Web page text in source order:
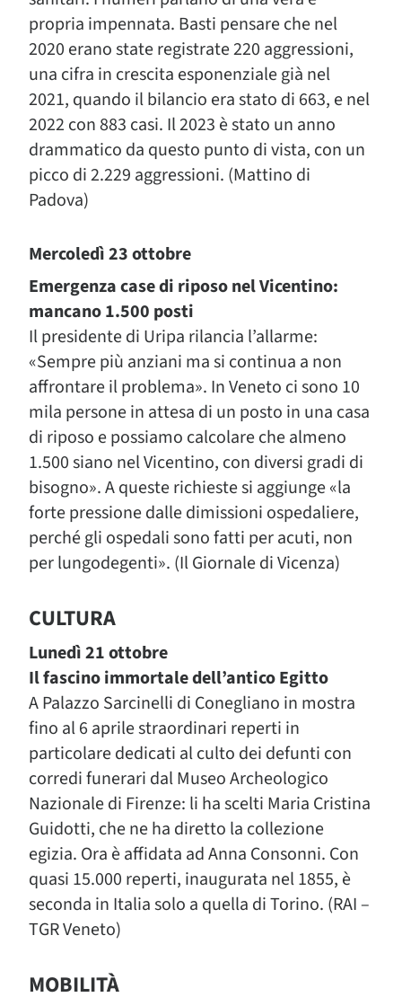
propria impennata. Basti pensare che nel
2020 erano state registrate 220 aggressioni,
una cifra in crescita esponenziale già nel
2021, quando il bilancio era stato di 663, e nel
2022 con 883 casi. Il 2023 è stato un anno
drammatico da questo punto di vista, con un
picco di 2.229 aggressioni. (Mattino di
Padova)
Mercoledì 23 ottobre
Emergenza case di riposo nel Vicentino:
mancano 1.500 posti
Il presidente di Uripa rilancia l’allarme:
«Sempre più anziani ma si continua a non
affrontare il problema». In Veneto ci sono 10
mila persone in attesa di un posto in una casa
di riposo e possiamo calcolare che almeno
1.500 siano nel Vicentino, con diversi gradi di
bisogno». A queste richieste si aggiunge «la
forte pressione dalle dimissioni ospedaliere,
perché gli ospedali sono fatti per acuti, non
per lungodegenti». (Il Giornale di Vicenza)
CULTURA
Lunedì 21 ottobre
Il fascino immortale dell’antico Egitto
A Palazzo Sarcinelli di Conegliano in mostra
fino al 6 aprile straordinari reperti in
particolare dedicati al culto dei defunti con
corredi funerari dal Museo Archeologico
Nazionale di Firenze: li ha scelti Maria Cristina
Guidotti, che ne ha diretto la collezione
egizia. Ora è affidata ad Anna Consonni. Con
quasi 15.000 reperti, inaugurata nel 1855, è
seconda in Italia solo a quella di Torino. (RAI –
TGR Veneto)
MOBILITÀ